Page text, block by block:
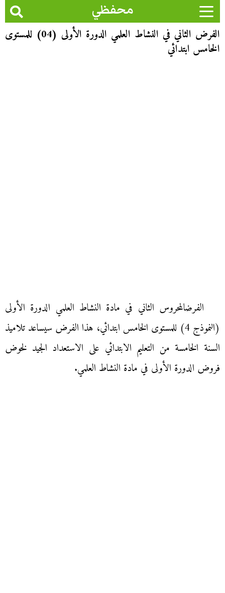
محفظي
الفرض الثاني في النشاط العلمي الدورة الأولى (04) للمستوى
الخامس ابتدائي
الفرضالمحروس الثاني في مادة النشاط العلمي الدورة الأولى
(النموذج 4) للمستوى الخامس ابتدائي، هذا الفرض سيساعد تلاميذ
السنة الخامسة من التعليم الابتدائي على الاستعداد الجيد لخوض
فروض الدورة الأولى في مادة النشاط العلمي.